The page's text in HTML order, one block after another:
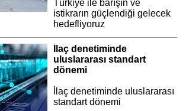
Türkiye ile barışın ve
istikrarın güçlendiği gelecek
hedefliyoruz
İlaç denetiminde
uluslararası standart
dönemi
İlaç denetiminde uluslararası
standart dönemi